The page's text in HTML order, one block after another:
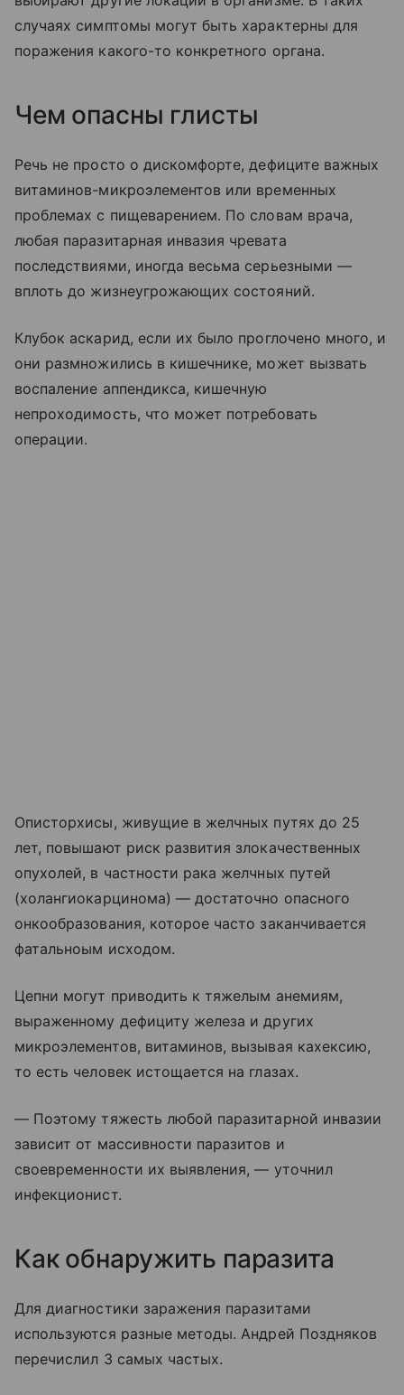
случаях симптомы могут быть характерны для
поражения какого-то конкретного органа.
Чем опасны глисты
Речь не просто о дискомфорте, дефиците важных
витаминов-микроэлементов или временных
проблемах с пищеварением. По словам врача,
любая паразитарная инвазия чревата
последствиями, иногда весьма серьезными —
вплоть до жизнеугрожающих состояний.
Клубок аскарид, если их было проглочено много, и
они размножились в кишечнике, может вызвать
воспаление аппендикса, кишечную
непроходимость, что может потребовать
операции.
Описторхисы, живущие в желчных путях до 25
лет, повышают риск развития злокачественных
опухолей, в частности рака желчных путей
(холангиокарцинома) — достаточно опасного
онкообразования, которое часто заканчивается
фатальноым исходом.
Цепни могут приводить к тяжелым анемиям,
выраженному дефициту железа и других
микроэлементов, витаминов, вызывая кахексию,
то есть человек истощается на глазах.
— Поэтому тяжесть любой паразитарной инвазии
зависит от массивности паразитов и
своевременности их выявления, — уточнил
инфекционист.
Как обнаружить паразита
Для диагностики заражения паразитами
используются разные методы. Андрей Поздняков
перечислил 3 самых частых.